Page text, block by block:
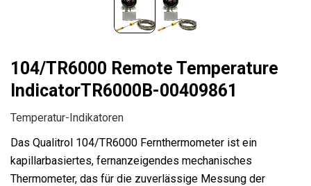
104/TR6000 Remote Temperature
IndicatorTR6000B-00409861
Temperatur-Indikatoren
Das Qualitrol 104/TR6000 Fernthermometer ist ein
kapillarbasiertes, fernanzeigendes mechanisches
Thermometer, das für die zuverlässige Messung der